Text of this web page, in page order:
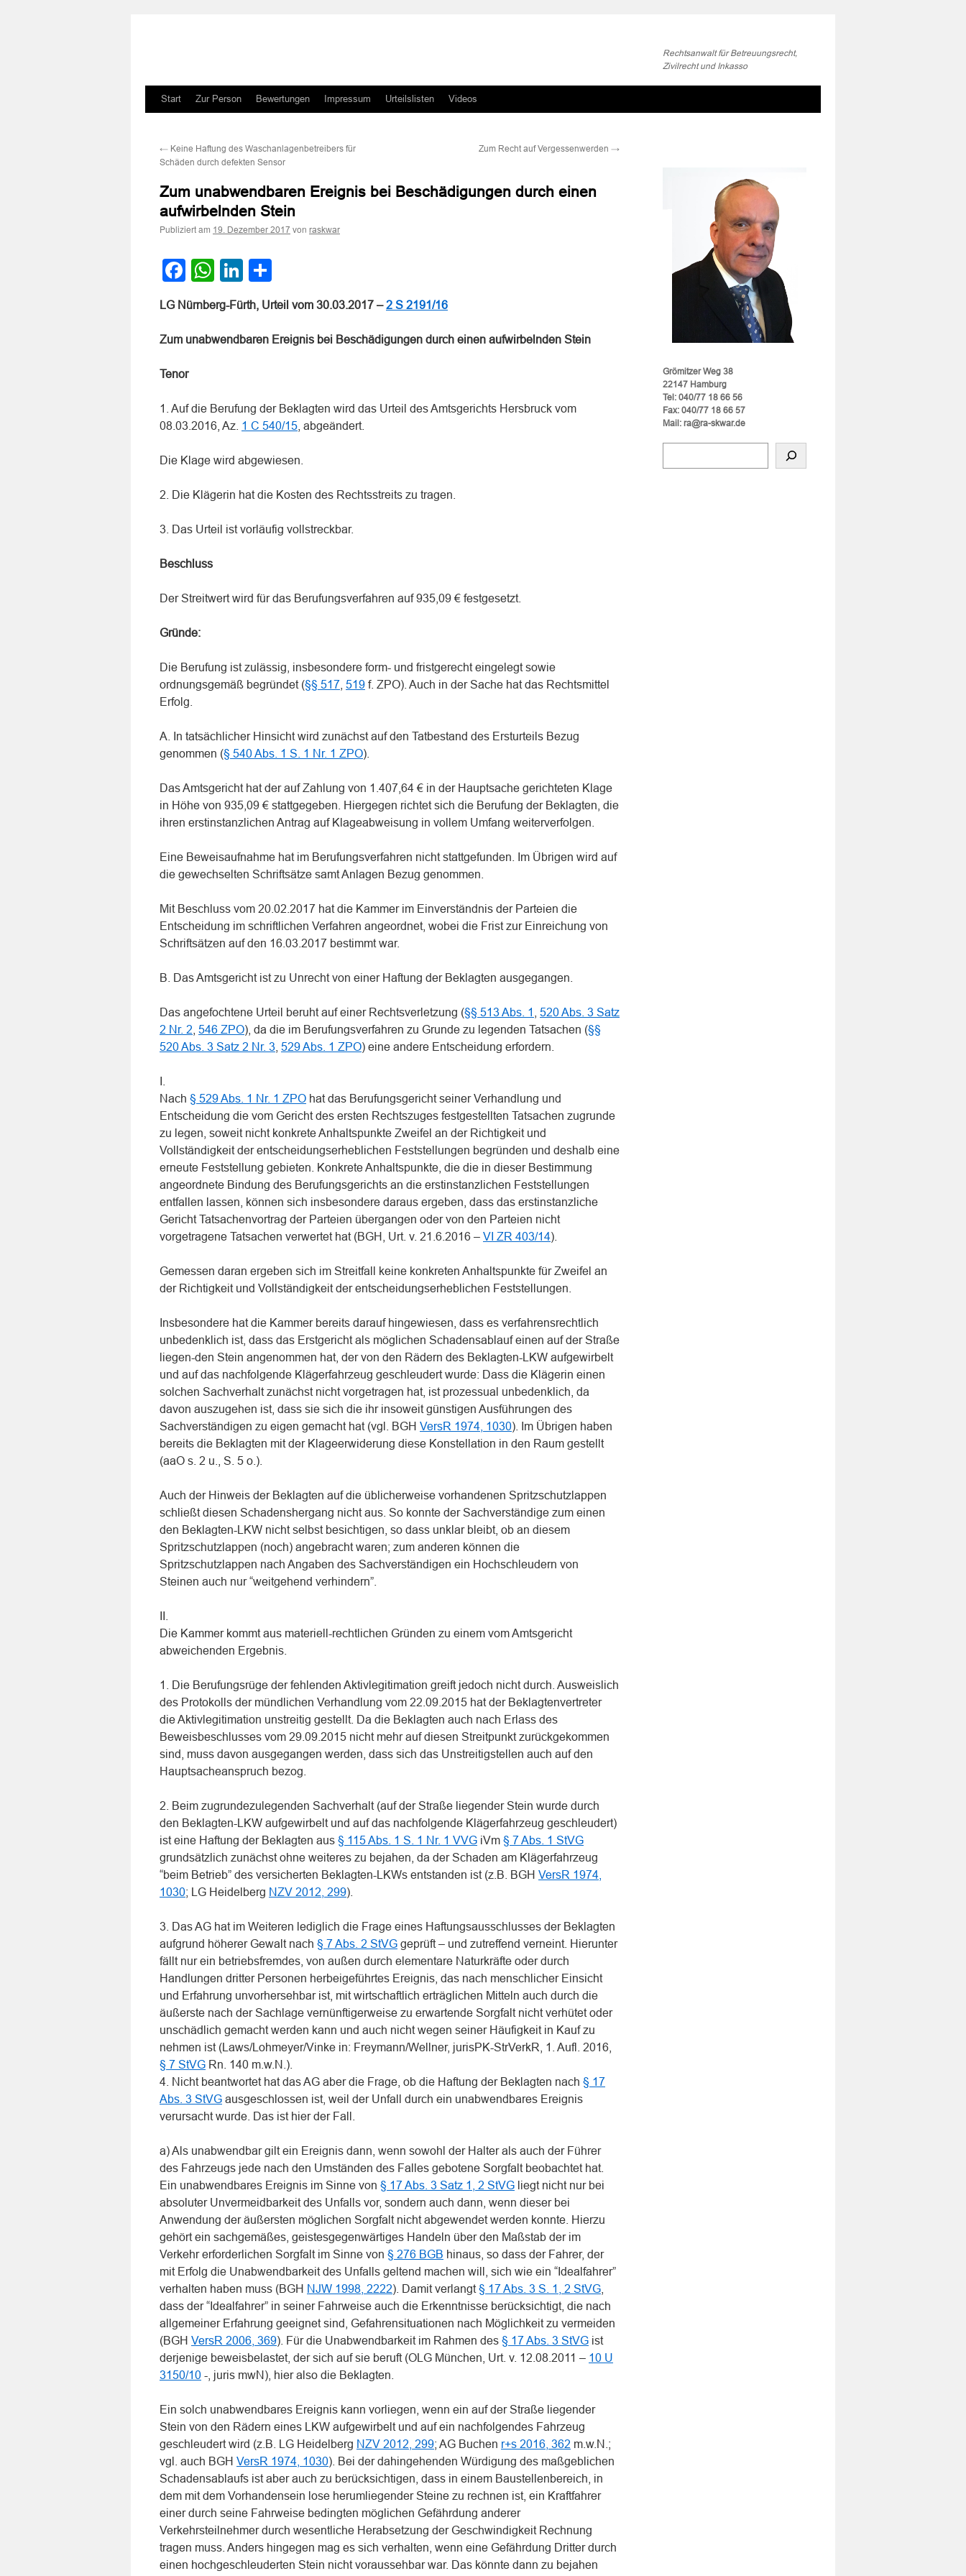
Rechtsanwalt für Betreuungsrecht,
Zivilrecht und Inkasso
Zum
springen
Start Zur Person Bewertungen Impressum Urteilslisten Videos
← Keine Haftung des Waschanlagenbetreibers für
Schäden durch defekten Sensor
Zum Recht auf Vergessenwerden →
Zum unabwendbaren Ereignis bei Beschädigungen durch einen
aufwirbelnden Stein
Publiziert am 19. Dezember 2017 von raskwar
Facebook
WhatsApp
LinkedIn
LG Nürnberg-Fürth, Urteil vom 30.03.2017 –2 S 2191/16
Zum unabwendbaren Ereignis bei Beschädigungen durch einen aufwirbelnden Stein
Tenor
1. Auf die Berufung der Beklagten wird das Urteil des Amtsgerichts Hersbruck vom
08.03.2016, Az. 1 C 540/15 , abgeändert.
Die Klage wird abgewiesen.
2. Die Klägerin hat die Kosten des Rechtsstreits zu tragen.
3. Das Urteil ist vorläufig vollstreckbar.
Beschluss
Der Streitwert wird für das Berufungsverfahren auf 935,09 € festgesetzt.
Gründe:
Die Berufung ist zulässig, insbesondere form- und fristgerecht eingelegt sowie
ordnungsgemäß begründet (§§ 517 519 f. ZPO). Auch in der Sache hat das Rechtsmittel
Erfolg.
A. In tatsächlicher Hinsicht wird zunächst auf den Tatbestand des Ersturteils Bezug
genommen (§ 540 Abs. 1 S. 1 Nr. 1 ZPO).
Das Amtsgericht hat der auf Zahlung von 1.407,64 € in der Hauptsache gerichteten Klage
in Höhe von 935,09 € stattgegeben. Hiergegen richtet sich die Berufung der Beklagten, die
ihren erstinstanzlichen Antrag auf Klageabweisung in vollem Umfang weiterverfolgen.
Eine Beweisaufnahme hat im Berufungsverfahren nicht stattgefunden. Im Übrigen wird auf
die gewechselten Schriftsätze samt Anlagen Bezug genommen.
Mit Beschluss vom 20.02.2017 hat die Kammer im Einverständnis der Parteien die
Entscheidung im schriftlichen Verfahren angeordnet, wobei die Frist zur Einreichung von
Schriftsätzen auf den 16.03.2017 bestimmt war.
B. Das Amtsgericht ist zu Unrecht von einer Haftung der Beklagten ausgegangen.
Das angefochtene Urteil beruht auf einer Rechtsverletzung (§§ 513 Abs. 1
520 Abs. 3 Satz
2 Nr. 2 546 ZPO), da die im Berufungsverfahren zu Grunde zu legenden Tatsachen (§§
520 Abs. 3 Satz 2 Nr. 3 529 Abs. 1 ZPO) eine andere Entscheidung erfordern.
Nach § 529 Abs. 1 Nr. 1 ZPO hat das Berufungsgericht seiner Verhandlung und
Entscheidung die vom Gericht des ersten Rechtszuges festgestellten Tatsachen zugrunde
zu legen, soweit nicht konkrete Anhaltspunkte Zweifel an der Richtigkeit und
Vollständigkeit der entscheidungserheblichen Feststellungen begründen und deshalb eine
erneute Feststellung gebieten. Konkrete Anhaltspunkte, die die in dieser Bestimmung
angeordnete Bindung des Berufungsgerichts an die erstinstanzlichen Feststellungen
entfallen lassen, können sich insbesondere daraus ergeben, dass das erstinstanzliche
Gericht Tatsachenvortrag der Parteien übergangen oder von den Parteien nicht
vorgetragene Tatsachen verwertet hat (BGH, Urt. v. 21.6.2016 – VI ZR 403/14).
Gemessen daran ergeben sich im Streitfall keine konkreten Anhaltspunkte für Zweifel an
der Richtigkeit und Vollständigkeit der entscheidungserheblichen Feststellungen.
Insbesondere hat die Kammer bereits darauf hingewiesen, dass es verfahrensrechtlich
unbedenklich ist, dass das Erstgericht als möglichen Schadensablauf einen auf der Straße
liegen-den Stein angenommen hat, der von den Rädern des Beklagten-LKW aufgewirbelt
und auf das nachfolgende Klägerfahrzeug geschleudert wurde: Dass die Klägerin einen
solchen Sachverhalt zunächst nicht vorgetragen hat, ist prozessual unbedenklich, da
davon auszugehen ist, dass sie sich die ihr insoweit günstigen Ausführungen des
Sachverständigen zu eigen gemacht hat (vgl. BGH VersR 1974, 1030). Im Übrigen haben
bereits die Beklagten mit der Klageerwiderung diese Konstellation in den Raum gestellt
(aaO s. 2 u., S. 5 o.).
Auch der Hinweis der Beklagten auf die üblicherweise vorhandenen Spritzschutzlappen
schließt diesen Schadenshergang nicht aus. So konnte der Sachverständige zum einen
den Beklagten-LKW nicht selbst besichtigen, so dass unklar bleibt, ob an diesem
Spritzschutzlappen (noch) angebracht waren; zum anderen können die
Spritzschutzlappen nach Angaben des Sachverständigen ein Hochschleudern von
Steinen auch nur “weitgehend verhindern”.
Die Kammer kommt aus materiell-rechtlichen Gründen zu einem vom Amtsgericht
abweichenden Ergebnis.
1. Die Berufungsrüge der fehlenden Aktivlegitimation greift jedoch nicht durch. Ausweislich
des Protokolls der mündlichen Verhandlung vom 22.09.2015 hat der Beklagtenvertreter
die Aktivlegitimation unstreitig gestellt. Da die Beklagten auch nach Erlass des
Beweisbeschlusses vom 29.09.2015 nicht mehr auf diesen Streitpunkt zurückgekommen
sind, muss davon ausgegangen werden, dass sich das Unstreitigstellen auch auf den
Hauptsacheanspruch bezog.
2. Beim zugrundezulegenden Sachverhalt (auf der Straße liegender Stein wurde durch
den Beklagten-LKW aufgewirbelt und auf das nachfolgende Klägerfahrzeug geschleudert)
ist eine Haftung der Beklagten aus § 115 Abs. 1 S. 1 Nr. 1 VVG iVm § 7 Abs. 1 StVG
grundsätzlich zunächst ohne weiteres zu bejahen, da der Schaden am Klägerfahrzeug
“beim Betrieb” des versicherten Beklagten-LKWs entstanden ist (z.B. BGH VersR 1974,
1030; LG Heidelberg NZV 2012, 299).
3. Das AG hat im Weiteren lediglich die Frage eines Haftungsausschlusses der Beklagten
aufgrund höherer Gewalt nach § 7 Abs. 2 StVG geprüft – und zutreffend verneint. Hierunter
fällt nur ein betriebsfremdes, von außen durch elementare Naturkräfte oder durch
Handlungen dritter Personen herbeigeführtes Ereignis, das nach menschlicher Einsicht
und Erfahrung unvorhersehbar ist, mit wirtschaftlich erträglichen Mitteln auch durch die
äußerste nach der Sachlage vernünftigerweise zu erwartende Sorgfalt nicht verhütet oder
unschädlich gemacht werden kann und auch nicht wegen seiner Häufigkeit in Kauf zu
nehmen ist (Laws/Lohmeyer/Vinke in: Freymann/Wellner, jurisPK-StrVerkR, 1. Aufl. 2016,
§ 7 StVG Rn. 140 m.w.N.).
4. Nicht beantwortet hat das AG aber die Frage, ob die Haftung der Beklagten nach § 17
Abs. 3 StVG ausgeschlossen ist, weil der Unfall durch ein unabwendbares Ereignis
verursacht wurde. Das ist hier der Fall.
a) Als unabwendbar gilt ein Ereignis dann, wenn sowohl der Halter als auch der Führer
des Fahrzeugs jede nach den Umständen des Falles gebotene Sorgfalt beobachtet hat.
Ein unabwendbares Ereignis im Sinne von § 17 Abs. 3 Satz 1, 2 StVG liegt nicht nur bei
absoluter Unvermeidbarkeit des Unfalls vor, sondern auch dann, wenn dieser bei
Anwendung der äußersten möglichen Sorgfalt nicht abgewendet werden konnte. Hierzu
gehört ein sachgemäßes, geistesgegenwärtiges Handeln über den Maßstab der im
Verkehr erforderlichen Sorgfalt im Sinne von § 276 BGB hinaus, so dass der Fahrer, der
mit Erfolg die Unabwendbarkeit des Unfalls geltend machen will, sich wie ein “Idealfahrer”
verhalten haben muss (BGH NJW 1998, 2222). Damit verlangt§ 17 Abs. 3 S. 1, 2 StVG
dass der “Idealfahrer” in seiner Fahrweise auch die Erkenntnisse berücksichtigt, die nach
allgemeiner Erfahrung geeignet sind, Gefahrensituationen nach Möglichkeit zu vermeiden
(BGH VersR 2006, 369). Für die Unabwendbarkeit im Rahmen des § 17 Abs. 3 StVG ist
derjenige beweisbelastet, der sich auf sie beruft (OLG München, Urt. v. 12.08.2011 – 10 U
3150/10 -, juris mwN), hier also die Beklagten.
Ein solch unabwendbares Ereignis kann vorliegen, wenn ein auf der Straße liegender
Stein von den Rädern eines LKW aufgewirbelt und auf ein nachfolgendes Fahrzeug
geschleudert wird (z.B. LG Heidelberg NZV 2012, 299; AG Buchen r+s 2016, 362 m.w.N.;
vgl. auch BGH VersR 1974, 1030). Bei der dahingehenden Würdigung des maßgeblichen
Schadensablaufs ist aber auch zu berücksichtigen, dass in einem Baustellenbereich, in
dem mit dem Vorhandensein lose herumliegender Steine zu rechnen ist, ein Kraftfahrer
einer durch seine Fahrweise bedingten möglichen Gefährdung anderer
Verkehrsteilnehmer durch wesentliche Herabsetzung der Geschwindigkeit Rechnung
tragen muss. Anders hingegen mag es sich verhalten, wenn eine Gefährdung Dritter durch
einen hochgeschleuderten Stein nicht voraussehbar war. Das könnte dann zu bejahen
Grömitzer Weg 38
22147 Hamburg
Tel: 040/77 18 66 56
Fax: 040/77 18 66 57
Mail: ra@ra-skwar.de